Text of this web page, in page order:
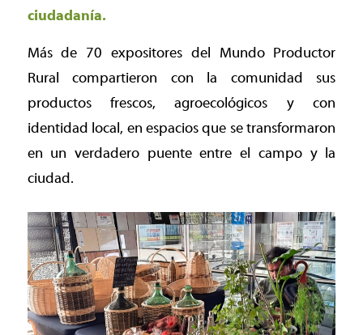
ciudadanía.
Más de 70 expositores del Mundo Productor
Rural compartieron con la comunidad sus
productos frescos, agroecológicos y con
identidad local, en espacios que se transformaron
en un verdadero puente entre el campo y la
ciudad.